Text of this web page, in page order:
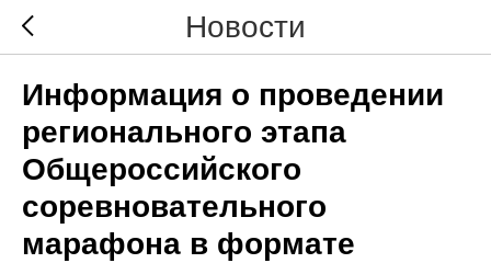
Новости
Информация о проведении
регионального этапа
Общероссийского
соревновательного
марафона в формате